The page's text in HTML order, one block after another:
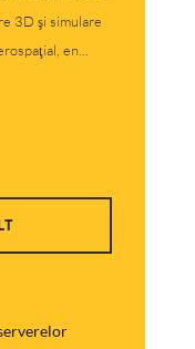
3D şi simulare
en...